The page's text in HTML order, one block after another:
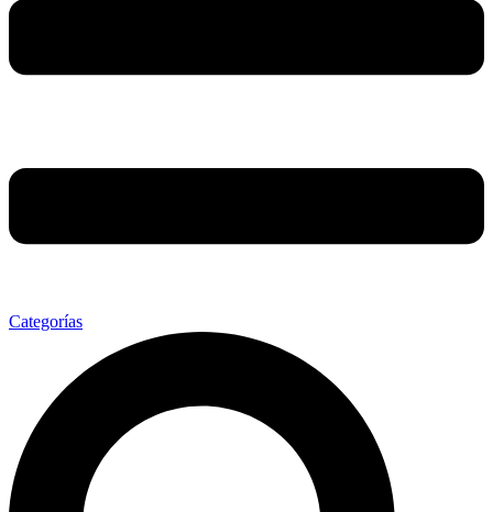
Categorías